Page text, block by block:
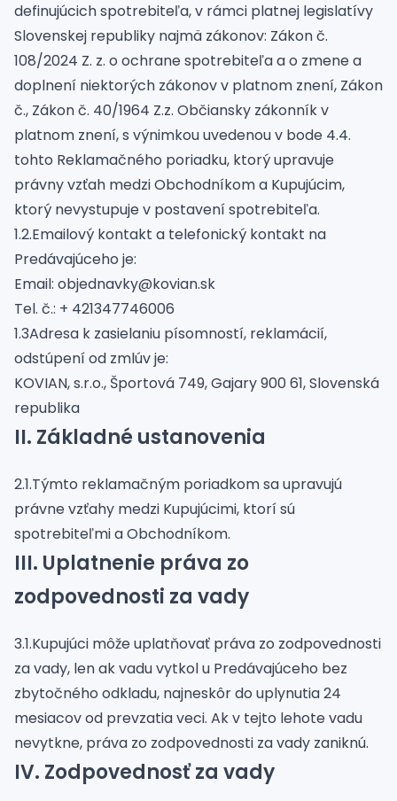
definujúcich spotrebiteľa, v rámci platnej legislatívy
Slovenskej republiky najmä zákonov: Zákon č.
108/2024 Z. z. o ochrane spotrebiteľa a o zmene a
doplnení niektorých zákonov v platnom znení, Zákon
č., Zákon č. 40/1964 Z.z. Občiansky zákonník v
platnom znení, s výnimkou uvedenou v bode 4.4.
tohto Reklamačného poriadku, ktorý upravuje
právny vzťah medzi Obchodníkom a Kupujúcim,
ktorý nevystupuje v postavení spotrebiteľa.
1.2.Emailový kontakt a telefonický kontakt na
Predávajúceho je:
Email: objednavky@kovian.sk
Tel. č.: + 421347746006
1.3Adresa k zasielaniu písomností, reklamácií,
odstúpení od zmlúv je:
KOVIAN, s.r.o., Športová 749, Gajary 900 61, Slovenská
republika
II. Základné ustanovenia
2.1.Týmto reklamačným poriadkom sa upravujú
právne vzťahy medzi Kupujúcimi, ktorí sú
spotrebiteľmi a Obchodníkom.
III. Uplatnenie práva zo
zodpovednosti za vady
3.1.Kupujúci môže uplatňovať práva zo zodpovednosti
za vady, len ak vadu vytkol u Predávajúceho bez
zbytočného odkladu, najneskôr do uplynutia 24
mesiacov od prevzatia veci. Ak v tejto lehote vadu
nevytkne, práva zo zodpovednosti za vady zaniknú.
IV. Zodpovednosť za vady